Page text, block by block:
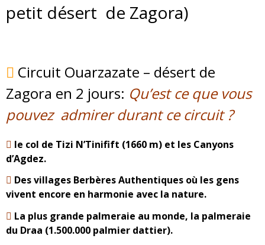
Contactez nous
Maroc
petit désert de Zagora)
Circuit Ouarzazate – désert de
Zagora en 2 jours: Qu’est ce que vous
pouvez admirer durant ce circuit ?
le col de Tizi N’Tinifift (1660 m) et les Canyons
d’Agdez.
Des villages Berbères Authentiques où les gens
vivent encore en harmonie avec la nature.
La plus grande palmeraie au monde, la palmeraie
du Draa (1.500.000 palmier dattier).